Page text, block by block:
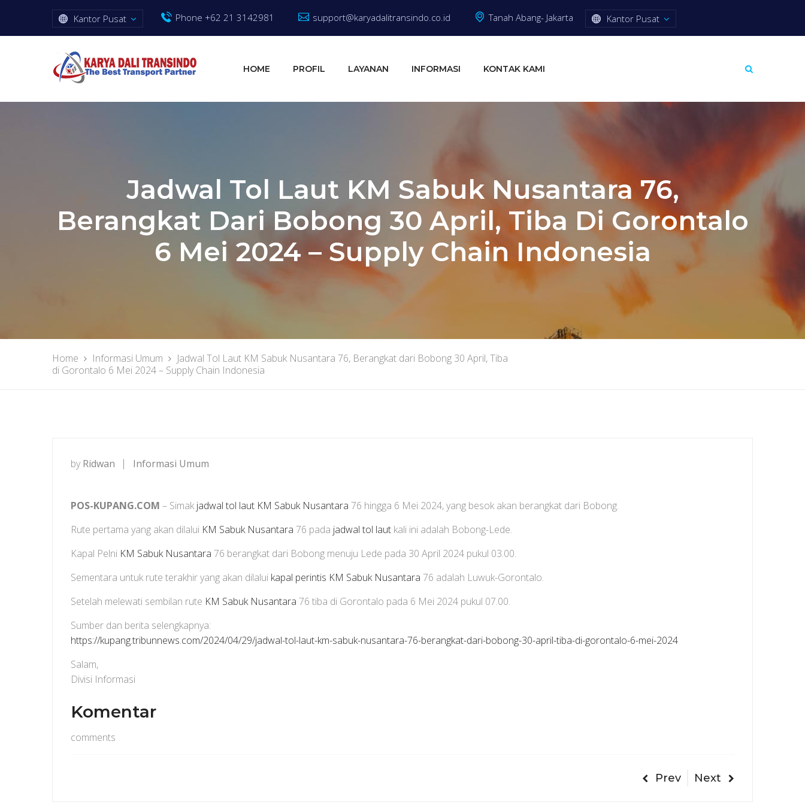
Kantor Pusat Phone +62 21 3142981 support@karyadalitransindo.co.id Tanah Abang- Jakarta Kantor Pusat
HOME PROFIL LAYANAN INFORMASI KONTAK KAMI
Jadwal Tol Laut KM Sabuk Nusantara 76,
Berangkat Dari Bobong 30 April, Tiba Di Gorontalo
6 Mei 2024 – Supply Chain Indonesia
Home Informasi Umum
Jadwal Tol Laut KM Sabuk Nusantara 76, Berangkat dari Bobong 30 April, Tiba
di Gorontalo 6 Mei 2024 – Supply Chain Indonesia
by Ridwan Informasi Umum
POS-KUPANG.COM – Simak jadwal tol laut KM Sabuk Nusantara 76 hingga 6 Mei 2024, yang besok akan berangkat dari Bobong.
Rute pertama yang akan dilalui KM Sabuk Nusantara 76 pada jadwal tol laut kali ini adalah Bobong-Lede.
Kapal Pelni KM Sabuk Nusantara 76 berangkat dari Bobong menuju Lede pada 30 April 2024 pukul 03.00.
Sementara untuk rute terakhir yang akan dilalui kapal perintis KM Sabuk Nusantara 76 adalah Luwuk-Gorontalo.
Setelah melewati sembilan rute KM Sabuk Nusantara 76 tiba di Gorontalo pada 6 Mei 2024 pukul 07.00.
Sumber dan berita selengkapnya:
https://kupang.tribunnews.com/2024/04/29/jadwal-tol-laut-km-sabuk-nusantara-76-berangkat-dari-bobong-30-april-tiba-di-gorontalo-6-mei-2024
Salam,
Divisi Informasi
Komentar
comments
Prev Next